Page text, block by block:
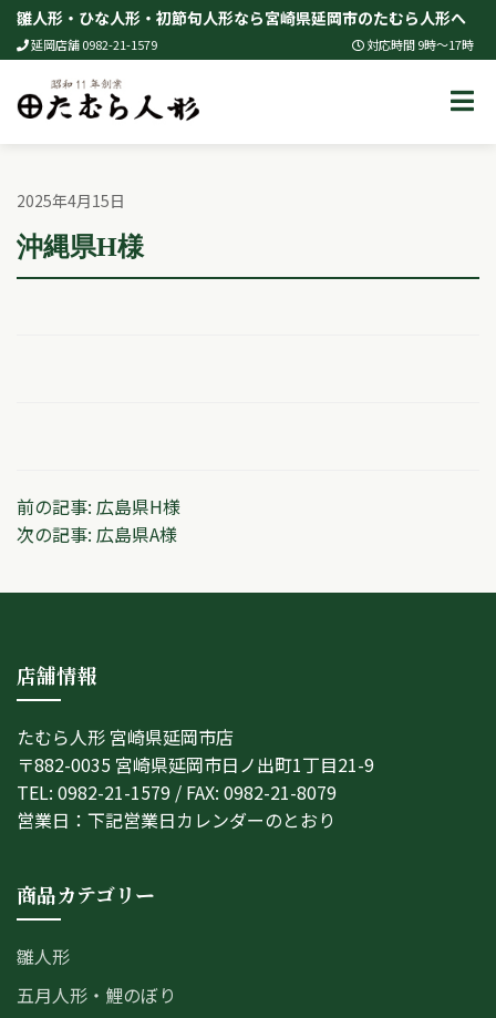
Skip
content
雛人形・ひな人形・初節句人形なら宮崎県延岡市のたむら人形へ
延岡店舗 0982-21-1579 対応時間 9時～17時
2025年4月15日
沖縄県H様
投
稿
ナ
ゲ
ー
シ
ョ
前の記事: 広島県H様
次の記事: 広島県A様
店舗情報
たむら人形 宮崎県延岡市店
〒882-0035 宮崎県延岡市日ノ出町1丁目21-9
TEL: 0982-21-1579 / FAX: 0982-21-8079
営業日：下記営業日カレンダーのとおり
商品カテゴリー
雛人形
五月人形・鯉のぼり